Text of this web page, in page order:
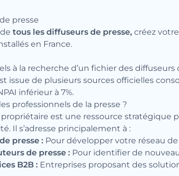
presse
tous les diffuseurs de presse, créez
en France.
à la recherche d’un fichier des
issue de plusieurs sources officielles
inférieur à 7%.
professionnels de la presse ?
est une ressource stratégique
Il s’adresse principalement à :
presse : Pour développer votre réseau
de presse : Pour identifier de
B2B : Entreprises proposant des